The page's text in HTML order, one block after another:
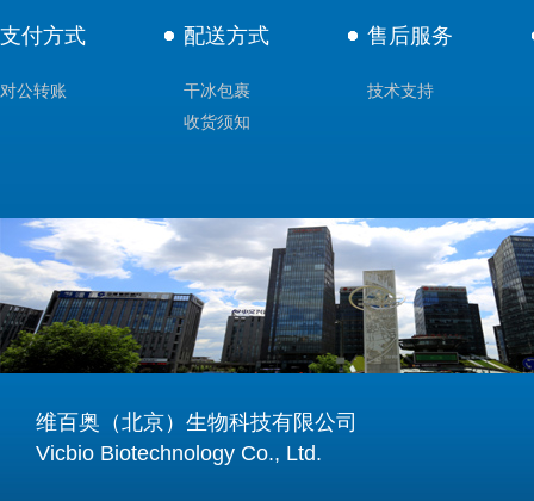
支付方式
对公转账
配送方式
干冰包裹
收货须知
售后服务
技术支持
维百奥（北京）生物科技有限公司
Vicbio Biotechnology Co., Ltd.